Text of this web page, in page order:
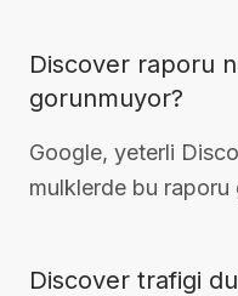
Discover raporu
gorunmuyor?
Google, yeterli
mulklerde bu raporu
Discover trafigi